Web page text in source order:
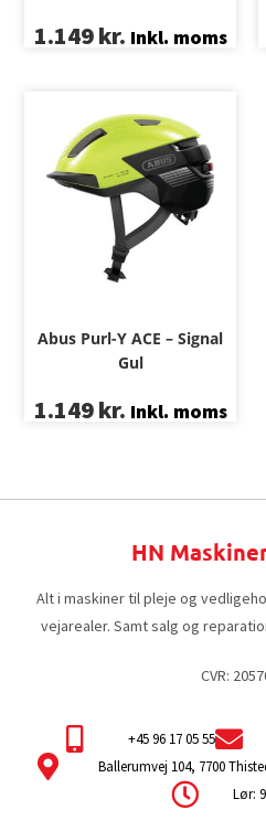
1.149kr. Inkl. moms
Abus Purl-Y ACE – Signal
Gul
1.149kr. Inkl. moms
HN
Alt i maskiner til pleje og
vejarealer. Samt salg og
CVR:
+45 96 17 05 55
Ballerumvej 104, 7700
Lør: